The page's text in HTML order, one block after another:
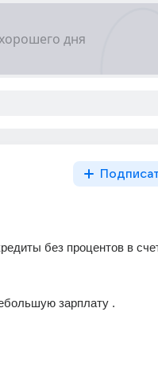
без процентов в
зарплату .